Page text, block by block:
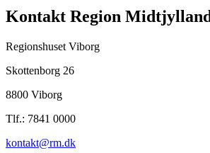
Kontakt Region Midtjylland
Regionshuset Viborg
Skottenborg 26
8800 Viborg
Tlf.: 7841 0000
kontakt@rm.dk